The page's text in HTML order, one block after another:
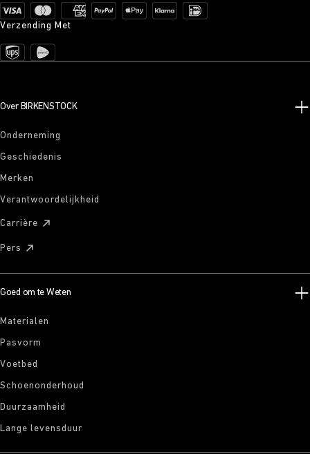
Verzending Met
Over BIRKENSTOCK
Onderneming
Geschiedenis
Merken
Verantwoordelijkheid
Carrière
Pers
Goed om te Weten
Materialen
Pasvorm
Voetbed
Schoenonderhoud
Duurzaamheid
Lange levensduur